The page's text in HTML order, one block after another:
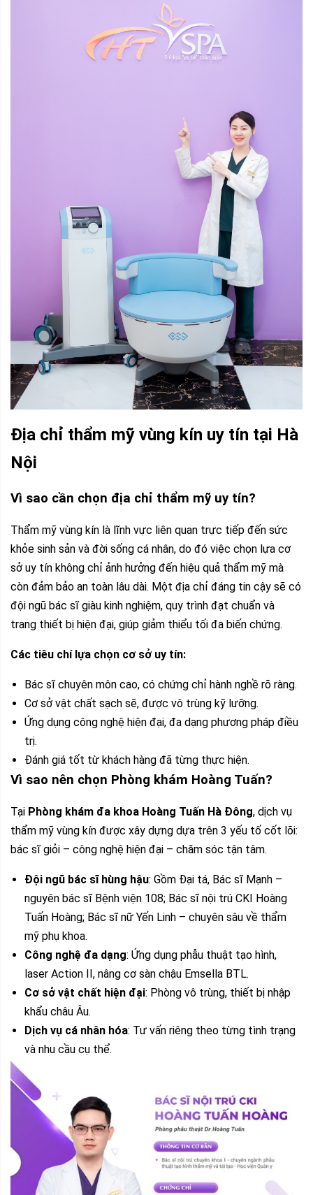
Địa chỉ thẩm mỹ vùng kín uy tín tại Hà
Nội
Vì sao cần chọn địa chỉ thẩm mỹ uy tín?
Thẩm mỹ vùng kín là lĩnh vực liên quan trực tiếp đến sức
khỏe sinh sản và đời sống cá nhân, do đó việc chọn lựa cơ
sở uy tín không chỉ ảnh hưởng đến hiệu quả thẩm mỹ mà
còn đảm bảo an toàn lâu dài. Một địa chỉ đáng tin cậy sẽ có
đội ngũ bác sĩ giàu kinh nghiệm, quy trình đạt chuẩn và
trang thiết bị hiện đại, giúp giảm thiểu tối đa biến chứng.
Các tiêu chí lựa chọn cơ sở uy tín:
Bác sĩ chuyên môn cao, có chứng chỉ hành nghề rõ ràng.
Cơ sở vật chất sạch sẽ, được vô trùng kỹ lưỡng.
Ứng dụng công nghệ hiện đại, đa dạng phương pháp điều
trị.
Đánh giá tốt từ khách hàng đã từng thực hiện.
Vì sao nên chọn Phòng khám Hoàng Tuấn?
Tại Phòng khám đa khoa Hoàng Tuấn Hà Đông, dịch vụ
thẩm mỹ vùng kín được xây dựng dựa trên 3 yếu tố cốt lõi:
bác sĩ giỏi – công nghệ hiện đại – chăm sóc tận tâm.
Đội ngũ bác sĩ hùng hậu: Gồm Đại tá, Bác sĩ Mạnh –
nguyên bác sĩ Bệnh viện 108; Bác sĩ nội trú CKI Hoàng
Tuấn Hoàng; Bác sĩ nữ Yến Linh – chuyên sâu về thẩm
mỹ phụ khoa.
Công nghệ đa dạng: Ứng dụng phẫu thuật tạo hình,
laser Action II, nâng cơ sàn chậu Emsella BTL.
Cơ sở vật chất hiện đại: Phòng vô trùng, thiết bị nhập
khẩu châu Âu.
Dịch vụ cá nhân hóa: Tư vấn riêng theo từng tình trạng
và nhu cầu cụ thể.